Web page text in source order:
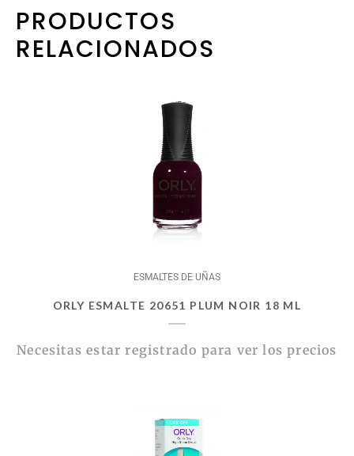
PRODUCTOS
RELACIONADOS
ESMALTES DE UÑAS
ORLY ESMALTE 20651 PLUM NOIR 18 ML
Necesitas estar registrado para ver los precios